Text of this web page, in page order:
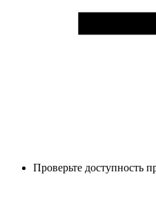
Проверьте доступность